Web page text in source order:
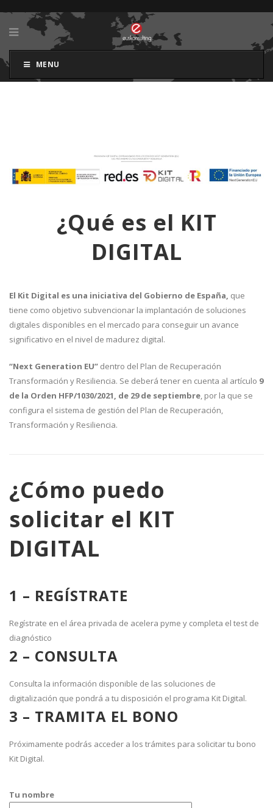
MENU
¿Qué es el KIT
DIGITAL
El Kit Digital es una iniciativa del Gobierno de España, que
tiene como objetivo subvencionar la implantación de soluciones
digitales disponibles en el mercado para conseguir un avance
significativo en el nivel de madurez digital.
“Next Generation EU” dentro del Plan de Recuperación
Transformación y Resiliencia. Se deberá tener en cuenta al artículo 9
de la Orden HFP/1030/2021, de 29 de septiembre, por la que se
configura el sistema de gestión del Plan de Recuperación,
Transformación y Resiliencia.
¿Cómo puedo
solicitar el KIT
DIGITAL
1 – REGÍSTRATE
Regístrate en el área privada de acelera pyme y completa el test de
diagnóstico
2 – CONSULTA
Consulta la información disponible de las soluciones de
digitalización que pondrá a tu disposición el programa Kit Digital.
3 – TRAMITA EL BONO
Próximamente podrás acceder a los trámites para solicitar tu bono
Kit Digital.
Tu nombre